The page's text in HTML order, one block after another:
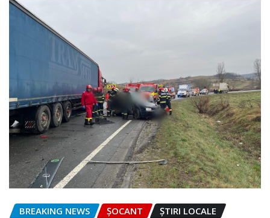
BREAKING NEWS ȘOCANT ȘTIRI LOCALE